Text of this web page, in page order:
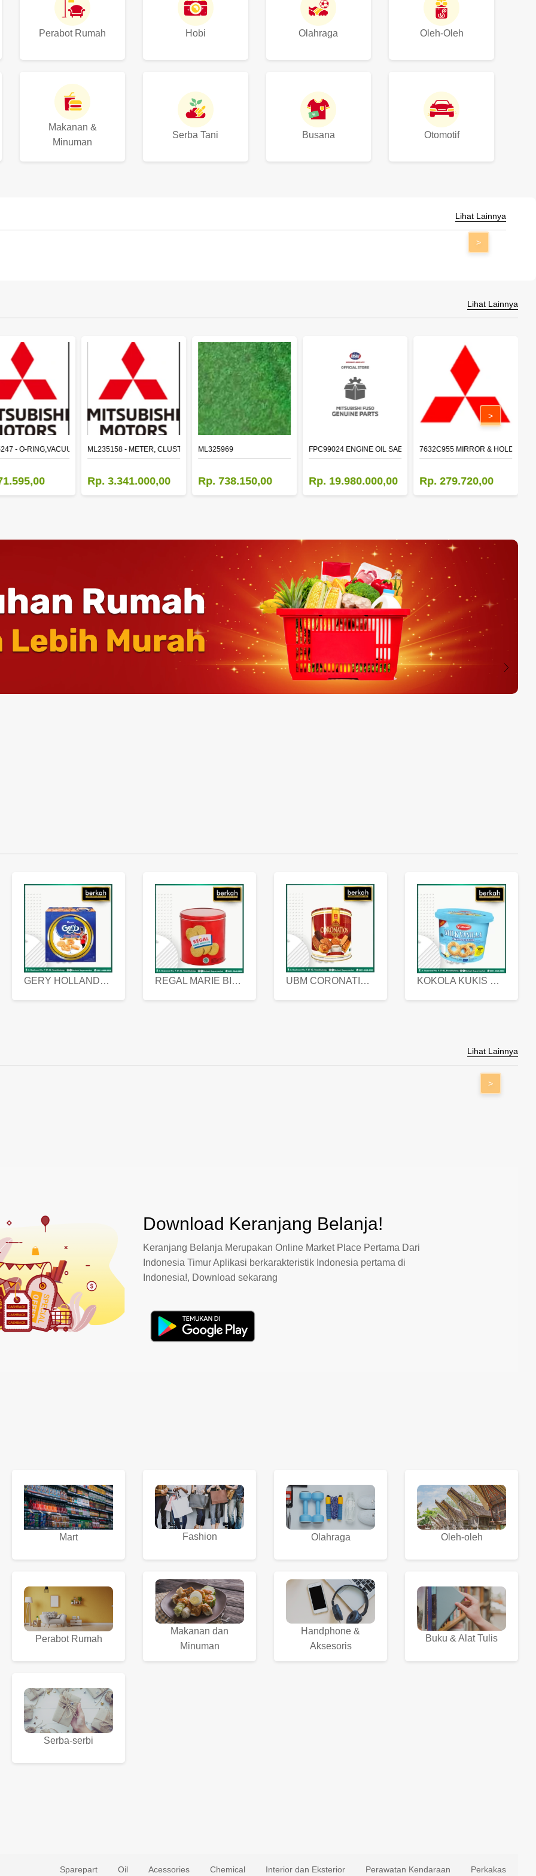
Perabot Rumah Hobi Olahraga Oleh-Oleh
Makanan &
Minuman
Serba Tani Busana Otomotif
Lihat Lainnya
>
Lihat Lainnya
- O-RING,VACUUM PUMPML235158 - METER, CLUSTER CANTER
Rp. 3.341.000,00
ML325969
Rp. 738.150,00
FPC99024 ENGINE OIL SAE 15W-40 API CI-4 (200L)
Rp. 19.980.000,00
7632C955 MIRROR &
Rp. 279.720,00
>
GERY HOLLANDA BUTTER COOKIES 450 GRAM REGAL MARIE BISCUIT KALENG 550 GRAM UBM CORONATION ASSORTED BISKUIT KALENG 450 GRAM KOKOLA KUKIS HYGIENIC MILK VANILLA PACK 320 GR
Lihat Lainnya
>
Download Keranjang Belanja!
Keranjang Belanja Merupakan Online Market Place Pertama Dari
Indonesia Timur Aplikasi berkarakteristik Indonesia pertama di
Indonesia!, Download sekarang
Mart Fashion Olahraga Oleh-oleh
Perabot Rumah
Makanan dan
Minuman
Handphone &
Aksesoris
Buku & Alat Tulis
Serba-serbi
Sparepart Oil Acessories Chemical Interior dan Eksterior Perawatan Kendaraan Perkakas